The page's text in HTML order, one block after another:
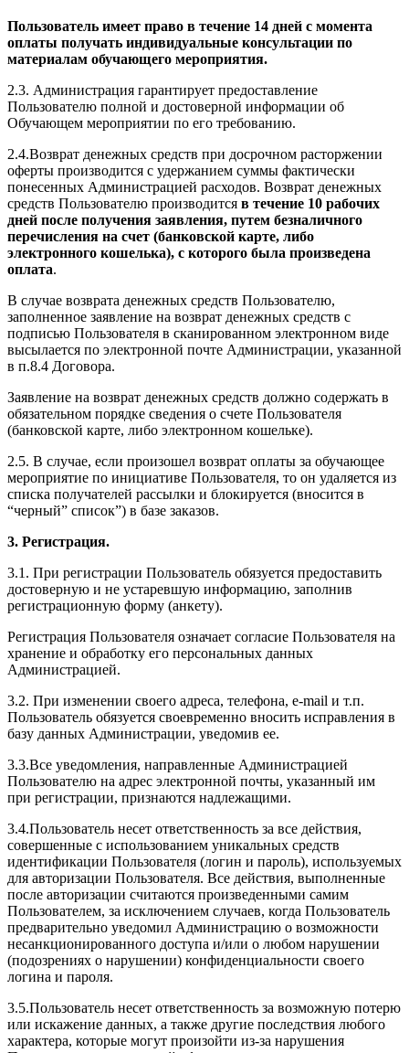
Пользователь имеет право в течение 14 дней с момента
оплаты получать индивидуальные консультации по
материалам обучающего мероприятия.
2.3. Администрация гарантирует предоставление
Пользователю полной и достоверной информации об
Обучающем мероприятии по его требованию.
2.4.Возврат денежных средств при досрочном расторжении
оферты производится с удержанием суммы фактически
понесенных Администрацией расходов. Возврат денежных
средств Пользователю производится в течение 10 рабочих
дней после получения заявления, путем безналичного
перечисления на счет (банковской карте, либо
электронного кошелька), с которого была произведена
оплата.
В случае возврата денежных средств Пользователю,
заполненное заявление на возврат денежных средств с
подписью Пользователя в сканированном электронном виде
высылается по электронной почте Администрации, указанной
в п.8.4 Договора.
Заявление на возврат денежных средств должно содержать в
обязательном порядке сведения о счете Пользователя
(банковской карте, либо электронном кошельке).
2.5. В случае, если произошел возврат оплаты за обучающее
мероприятие по инициативе Пользователя, то он удаляется из
списка получателей рассылки и блокируется (вносится в
“черный” список”) в базе заказов.
3. Регистрация.
3.1. При регистрации Пользователь обязуется предоставить
достоверную и не устаревшую информацию, заполнив
регистрационную форму (анкету).
Регистрация Пользователя означает согласие Пользователя на
хранение и обработку его персональных данных
Администрацией.
3.2. При изменении своего адреса, телефона, e-mail и т.п.
Пользователь обязуется своевременно вносить исправления в
базу данных Администрации, уведомив ее.
3.3.Все уведомления, направленные Администрацией
Пользователю на адрес электронной почты, указанный им
при регистрации, признаются надлежащими.
3.4.Пользователь несет ответственность за все действия,
совершенные с использованием уникальных средств
идентификации Пользователя (логин и пароль), используемых
для авторизации Пользователя. Все действия, выполненные
после авторизации считаются произведенными самим
Пользователем, за исключением случаев, когда Пользователь
предварительно уведомил Администрацию о возможности
несанкционированного доступа и/или о любом нарушении
(подозрениях о нарушении) конфиденциальности своего
логина и пароля.
3.5.Пользователь несет ответственность за возможную потерю
или искажение данных, а также другие последствия любого
характера, которые могут произойти из-за нарушения